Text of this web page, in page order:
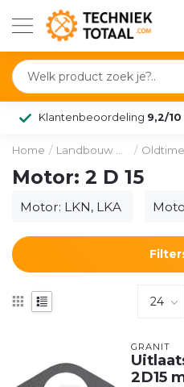
Klantenbeoordeling 9,2/10
Home / /
Motor: 2 D 15
Motor: LKN, LKA
GRANIT
2D15